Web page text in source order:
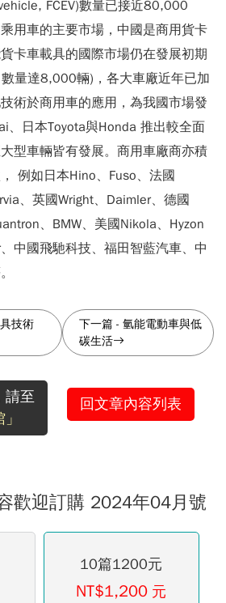
FCEV)數量已接近80,000
用車的主要市場，中國是商用貨卡
卡車載具的國際市場仍在發展初期
量達8,000輛)，各大車廠近年已加
術於商用車的應用，為我國市場發
、日本Toyota與Honda 推出較全面
型車輛皆有發展。商用車廠商亦積
例如日本Hino、Fuso、法國
、英國Wright、Daimler、德國
、BMW、美國Nikola、Hyzon
中國飛馳科技、福田智藍汽車、中
技術
下一篇- 氫能電動車與低
碳生活
請至
回文章內容列表
歡迎訂購 2024年04月號
10篇1200元
NT$1,200 元